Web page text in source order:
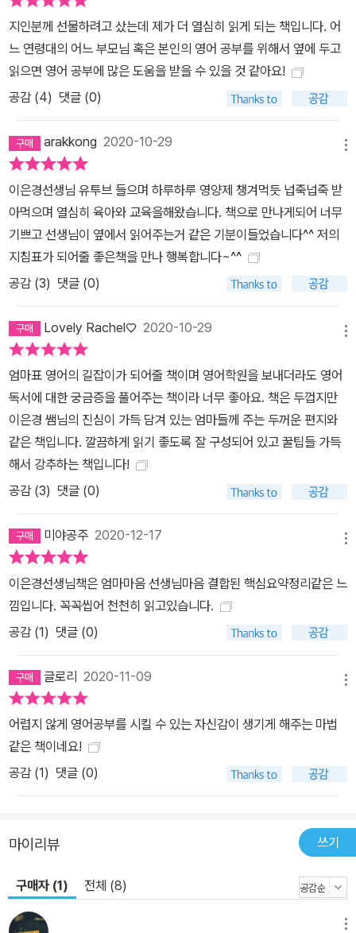
을 반복하는 동안 아이의 영어 실력은 더욱 단단하게 성장했다. 엄마
의 역할은 이런 인생 책, 인생 영상 하나를 만나게 해주는 것이다. 이
를 위해 저자는 엄마들이 시간, 비용, 에너지를 최대한 아끼고 더 빠르
게 목표에 도달할 수 있도록 반드시 거쳐야 하는 핵심 정보들만을 체
계적으로 정리했다. 아이의 수준·취향·속도에 딱 맞게 영어책 고르는
법, 아이의 흥미를 끌어당길 단계별 추천도서, 영어 독서를 한층 흥미
롭고 풍성하게 만들어줄 학습자료 제공 사이트, 코로나 시대에 병행
하면 좋은 온라인 프로그램, 단어·문법·쓰기 같은 추가적인 영어 공부
법의 시기와 방법, 초등 영어과 교과 학년별 분석 같은 실질적 정보는
물론 아이에게 성취감을 맛보게 하는 보상의 원칙, 정체기를 극복하
고 훌쩍 영어 독서 레벨을 올리는 방법, 그리고 지친 마음을 다독이는
엄마의 멘탈 관리법까지 조언한다. 좀 더 일찍 시작하지 못해서, 넉넉
지 않은 형편이라 영어 유치원을 못 보내줘서, 엄마가 영어에 자신이
력을 쌓아야 할 결정적 시기는 초등이고 중요한 건 지금부터다. 이 책
대로만 한다면 누구나 내 아이에게만큼은 가장 훌륭한 영어 코치가
지인분께 선물하려고 샀는데 제가 더 열심히 읽게 되는 책입니다. 어
느 연령대의 어느 부모님 혹은 본인의 영어 공부를 위해서 옆에 두고
읽으면 영어 공부에 많은 도움을 받을 수 있을 것 같아요!
공감 (4) 댓글 (0)
arakkong 2020-10-29
이은경선생님 유투브 들으며 하루하루 영양제 챙겨먹듯 넙죽넙죽 받
아먹으며 열심히 육아와 교육을해왔습니다. 책으로 만나게되어 너무
기쁘고 선생님이 옆에서 읽어주는거 같은 기분이들었습니다^^ 저의
지침표가 되어줄 좋은책을 만나 행복합니다~^^
공감 (3) 댓글 (0)
Lovely Rachel♡ 2020-10-29
엄마표 영어의 길잡이가 되어줄 책이며 영어학원을 보내더라도 영어
독서에 대한 궁금증을 풀어주는 책이라 너무 좋아요. 책은 두껍지만
이은경 쌤님의 진심이 가득 담겨 있는 엄마들께 주는 두꺼운 편지와
같은 책입니다. 깔끔하게 읽기 좋도록 잘 구성되어 있고 꿀팁들 가득
해서 강추하는 책입니다!
공감 (3) 댓글 (0)
미야공주 2020-12-17
이은경선생님책은 엄마마음 선생님마음 결합된 핵심요약정리같은 느
낌입니다. 꼭꼭씹어 천천히 읽고있습니다.
공감 (1) 댓글 (0)
글로리 2020-11-09
어렵지 않게 영어공부를 시킬 수 있는 자신감이 생기게 해주는 마법
같은 책이네요!
공감 (1) 댓글 (0)
마이리뷰 쓰기
구매자 (1) 전체 (8)